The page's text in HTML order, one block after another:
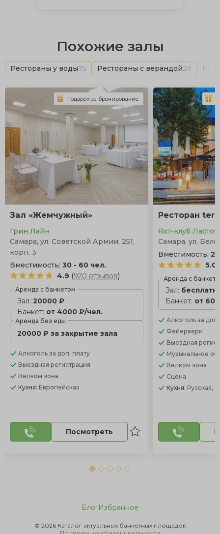
Похожие залы
Рестораны у воды75 Рестораны с верандой28
Зал «Жемчужный»
Грин Лайн
Самара, ул. Советской Армии, 251,
корп. 3
Вместимость: 30 - 60 чел.
4.9 (920 отзывов)
Аренда с банкетом
Зал: 20000 ₽
Банкет: от 4000 ₽/чел.
Аренда без еды
20000 ₽ за закрытие зала
Алкоголь за доп. плату
Выездная регистрация
Велком зона
Кухня: Европейская
Посмотреть
Подарок за бронирование
Ресторан
Яхт-клуб
Самара, ул.
Вместимость:
5.0
Аренда с
Зал:
Банкет: от
Алкоголь за
Фейерверк
Выездная
Музыкальное
Велком зона
Сцена
Кухня: Русская,
© 2026 Каталог актуальных банкетных площадок
БлогИзбранное